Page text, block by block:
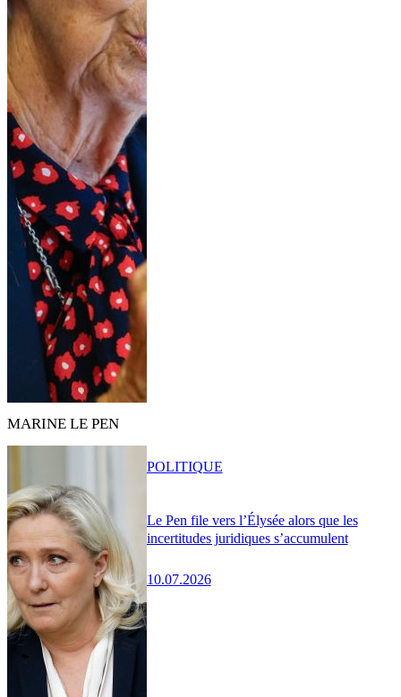
MARINE LE PEN
Le Pen file vers l’Élysée alors que les
incertitudes juridiques s’accumulent
10.07.2026
POLITIQUE